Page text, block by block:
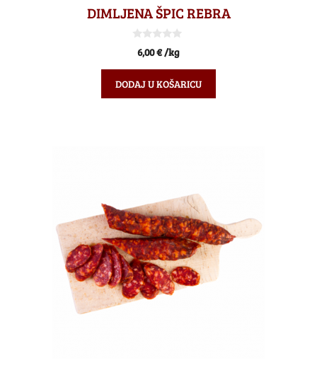
DIMLJENA ŠPIC REBRA
6,00€/kg
DODAJ U KOŠARICU